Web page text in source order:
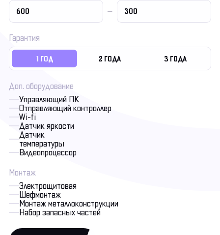
Гарантия
1 ГОД 2 ГОДА 3 ГОДА
Доп. оборудование
Управляющий ПК
Отправляющий контроллер
Wi-fi
Датчик яркости
Датчик
температуры
Видеопроцессор
Монтаж
Электрощитовая
Шефмонтаж
Монтаж металлоконструкции
Набор запасных частей